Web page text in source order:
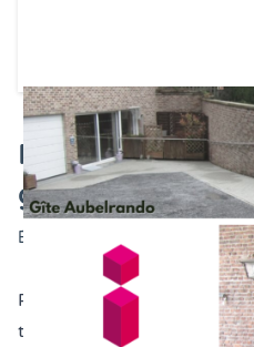
Plan Wallon
gîtes audités
Écrit le
Petit à petit, les
touristiques qui bénéficient